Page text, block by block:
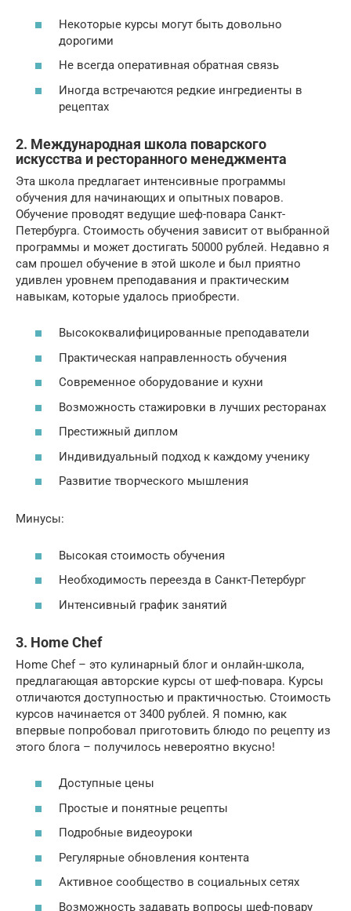
Некоторые курсы могут быть довольно
дорогими
Не всегда оперативная обратная связь
Иногда встречаются редкие ингредиенты в
рецептах
2. Международная школа поварского
искусства и ресторанного менеджмента
Эта школа предлагает интенсивные программы
обучения для начинающих и опытных поваров.
Обучение проводят ведущие шеф-повара Санкт-
Петербурга. Стоимость обучения зависит от выбранной
программы и может достигать 50000 рублей. Недавно я
сам прошел обучение в этой школе и был приятно
удивлен уровнем преподавания и практическим
навыкам, которые удалось приобрести.
Высококвалифицированные преподаватели
Практическая направленность обучения
Современное оборудование и кухни
Возможность стажировки в лучших ресторанах
Престижный диплом
Индивидуальный подход к каждому ученику
Развитие творческого мышления
Минусы:
Высокая стоимость обучения
Необходимость переезда в Санкт-Петербург
Интенсивный график занятий
3. Home Chef
Home Chef – это кулинарный блог и онлайн-школа,
предлагающая авторские курсы от шеф-повара. Курсы
отличаются доступностью и практичностью. Стоимость
курсов начинается от 3400 рублей. Я помню, как
впервые попробовал приготовить блюдо по рецепту из
этого блога – получилось невероятно вкусно!
Доступные цены
Простые и понятные рецепты
Подробные видеоуроки
Регулярные обновления контента
Активное сообщество в социальных сетях
Возможность задавать вопросы шеф-повару